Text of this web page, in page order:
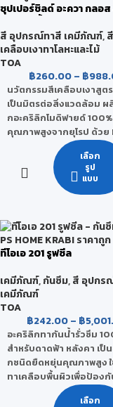
ซุปเปอร์ชิลด์ อะควา กลอ
สี อุปกรณ์ทาสี เคมีภัณฑ์,
เคลือบเงาทาโลหะและไม้
TOA
฿260.00– ฿
นวัตกรรมสีเคลือบเงาสูต
เป็นมิตรต่อสิ่งแวดล้อม ผ
กอะคริลิกโมดิฟายด์ 100%
คุณภาพสูงจากยุโรป ด้วย
Technology สูตรพิเศษเฉ
ทีโอเอ ที่รวมคุณสมบัติของ
เคลือบผสานเข้ากับโมเลกุ
เป็นสีรักษ์โลกที่คุณภาพ สูง
บ้าน
เกรด
กลุ่มพรีเมียมคุณภาพสูงสุ
รองรับ
เลือก
รูป
แบบ
ทีโอเอ 201 รูฟซีล
เคมีภัณฑ์,กันซึม,สี อุปกร
เคมีภัณฑ์
TOA
฿242.00 – ฿
อะคริลิกทากันน้ำรั่วซึม
สำหรับดาดฟ้า หลังคา เป็
กชนิดยืดหยุ่นคุณภาพสูง ใ
ทาเคลือบพื้นผิวเพื่อป้องกั
ซึมจากรอยแตกร้าวของค
เลือก